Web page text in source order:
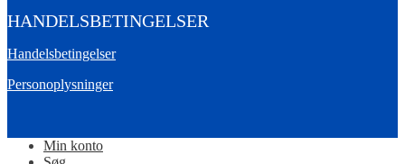
HANDELSBETINGELSER
Handelsbetingelser
Personoplysninger
Min konto